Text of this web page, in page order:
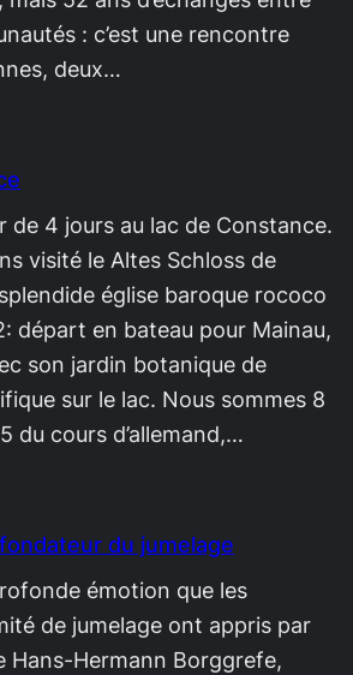
: c’est une rencontre
deux…
de 4 jours au lac de Constance.
visité le Altes Schloss de
église baroque rococo
départ en bateau pour Mainau,
son jardin botanique de
sur le lac. Nous sommes 8
du cours d’allemand,…
du jumelage
émotion que les
de jumelage ont appris par
Hans-Hermann Borggrefe,